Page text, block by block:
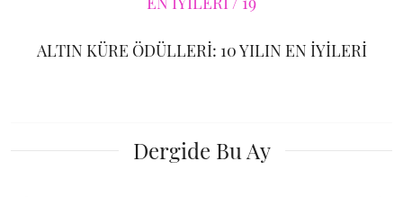
ALTIN KÜRE ÖDÜLLERİ: 10 YILIN EN İYİLERİ
Dergide Bu Ay